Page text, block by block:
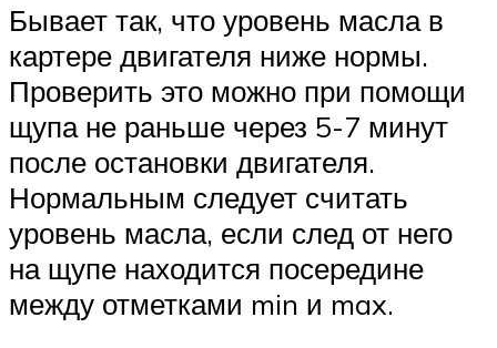
Бывает так, что уровень масла в
картере двигателя ниже нормы.
Проверить это можно при помощи
щупа не раньше через 5-7 минут
после остановки двигателя.
Нормальным следует считать
уровень масла, если след от него
на щупе находится посередине
между отметками min и max.